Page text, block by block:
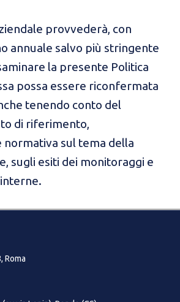
provvederà, con
annuale salvo più stringente
la presente Politica
possa essere riconfermata
tenendo conto del
di riferimento,
normativa sul tema della
sugli esiti dei monitoraggi e
Roma